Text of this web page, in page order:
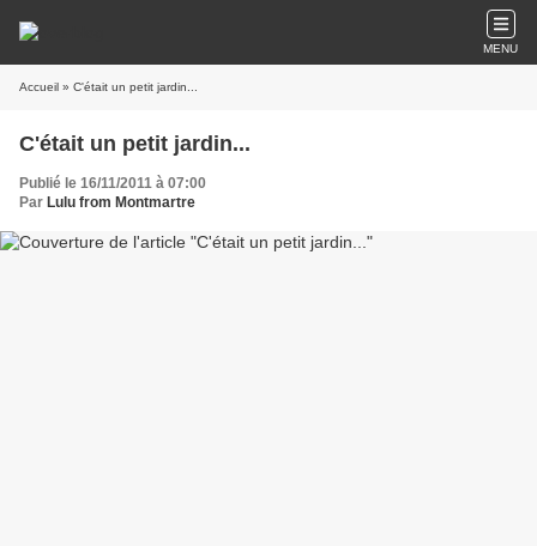
MENU
Accueil » C'était un petit jardin...
C'était un petit jardin...
Publié le 16/11/2011 à 07:00
Par Lulu from Montmartre